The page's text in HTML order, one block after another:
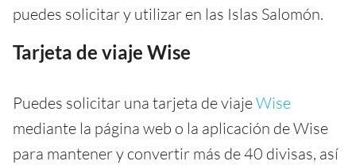
puedes solicitar y utilizar en las Islas Salomón.
Tarjeta de viaje Wise
Puedes solicitar una tarjeta de viajeWise
mediante la página web o la aplicación de Wise
para mantener y convertir más de 40 divisas, así